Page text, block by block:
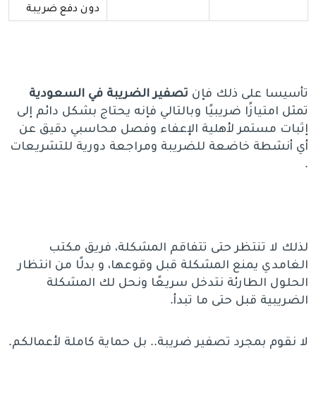
دون دفع ضريبة
تأسيسا على ذلك فإن تصفير الضريبة في السعودية
تمثل امتيازًا ضريبيًا وبالتالي فإنه يحتاج بشكل دائم إلى
إثبات مستمر لأهلية الإعفاء وفصل محاسبي دقيق عن
أي أنشطة خاضعة للضريبة ومراجعة دورية للتشريعات
.
لذلك لا تنتظر حتى تتفاقم المشكلة، فريق مكتب
الغامدي يمنع المشكلة قبل وقوعها، و بدلًا من انتظار
الحلول الطارئة نتدخل سريعًا ونحل لك المشكلة
الضريبية قبل حتى ما تبدأ.
لا نقوم بمجرد تصفير ضريبة.. بل حماية كاملة لأعمالكم.